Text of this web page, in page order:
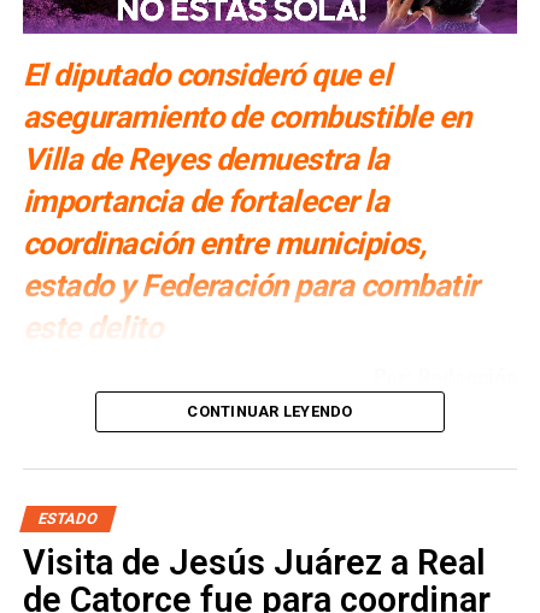
El diputado consideró que el
aseguramiento de combustible en
Villa de Reyes demuestra la
importancia de fortalecer la
coordinación entre municipios,
estado y Federación para combatir
este delito
Cuauhtli Badillo Moreno, presidente de la Comisión de
Congreso del Estado, llamó a las y los presidentes
municipales a mantenerse atentos y denunciar cualquier
movimiento irregular que pueda estar relacionado con el
robo y almacenamiento ilegal de combustible en sus
demarcaciones.
CONTINUAR LEYENDO
ESTADO
Visita de Jesús Juárez a Real
de Catorce fue para coordinar